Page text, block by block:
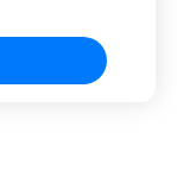
guter